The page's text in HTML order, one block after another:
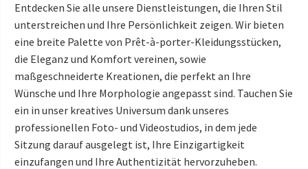
ENGLISH
Entdecken Sie alle unsere Dienstleistungen, die Ihren Stil
unterstreichen und Ihre Persönlichkeit zeigen. Wir bieten
eine breite Palette von Prêt-à-porter-Kleidungsstücken,
die Eleganz und Komfort vereinen, sowie
maßgeschneiderte Kreationen, die perfekt an Ihre
Wünsche und Ihre Morphologie angepasst sind. Tauchen Sie
ein in unser kreatives Universum dank unseres
professionellen Foto- und Videostudios, in dem jede
Sitzung darauf ausgelegt ist, Ihre Einzigartigkeit
einzufangen und Ihre Authentizität hervorzuheben.